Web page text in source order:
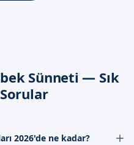
hijyen önlemleri
bakımı yapılmaktadır.
dikkat edilmeli ve gerekli
Sünneti — Sık
2026'de ne kadar?